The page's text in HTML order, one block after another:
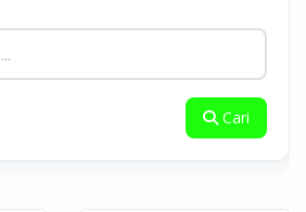
Cari